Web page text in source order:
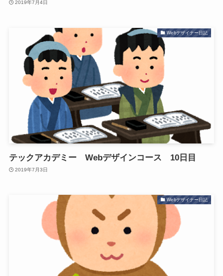
2019年7月4日
Webデザイナー日記
テックアカデミー Webデザインコース 10日目
2019年7月3日
Webデザイナー日記